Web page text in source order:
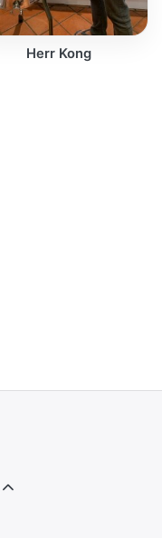
Herr Kong